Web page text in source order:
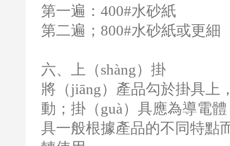
第一遍： 400#水砂紙
第二遍； 800#水砂紙或更細
六、上（shàng）掛
將（jiāng）產品勾於掛具上
動；掛（guà）具應為導電
具一般根據產品的不同特點